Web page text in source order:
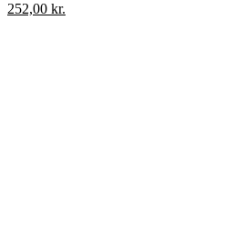
252,00 kr.